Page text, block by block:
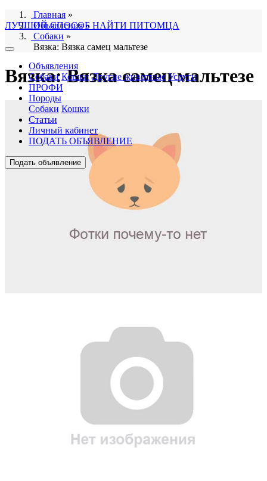
ЛУЧШИЙ СПОСОБ НАЙТИ ПИТОМЦА
Объявления
Собаки Кошки Другие животные Услуги
ПРОФИ
Породы
Собаки Кошки
Статьи
Личный кабинет
ПОДАТЬ ОБЪЯВЛЕНИЕ
Подать объявление
Главная »
Объявления»
Собаки »
Вязка: Вязка самец мальтезе
Вязка: Вязка самец мальтезе